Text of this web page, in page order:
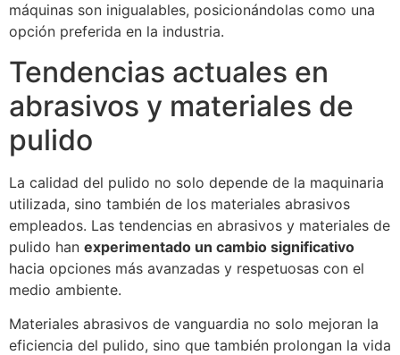
máquinas son inigualables, posicionándolas como una
opción preferida en la industria.
Tendencias actuales en
abrasivos y materiales de
pulido
La calidad del pulido no solo depende de la maquinaria
utilizada, sino también de los materiales abrasivos
empleados. Las tendencias en abrasivos y materiales de
pulido han experimentado un cambio significativo
hacia opciones más avanzadas y respetuosas con el
medio ambiente.
Materiales abrasivos de vanguardia no solo mejoran la
eficiencia del pulido, sino que también prolongan la vida